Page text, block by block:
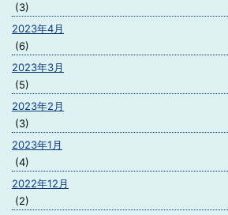
(3)
2023年4月
(6)
2023年3月
(5)
2023年2月
(3)
2023年1月
(4)
2022年12月
(2)